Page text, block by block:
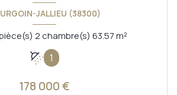
JALLIEU (38300)
Triplex 4 pièce(s) 2 chambre(s) 63.57 m²
1
178 000 €